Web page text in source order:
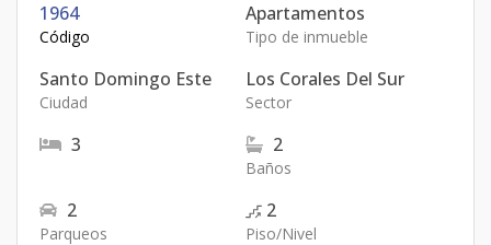
1964
Código
Apartamentos
Tipo de inmueble
Santo Domingo Este
Ciudad
Los Corales Del Sur
Sector
3 2
Baños
2
Parqueos
2
Piso/Nivel